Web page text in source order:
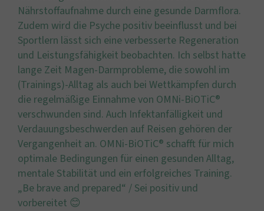
Nährstoffaufnahme durch eine gesunde Darmflora.
Zudem wird die Psyche positiv beeinflusst und bei
Sportlern lässt sich eine verbesserte Regeneration
und Leistungsfähigkeit beobachten. Ich selbst hatte
lange Zeit Magen-Darmprobleme, die sowohl im
(Trainings)-Alltag als auch bei Wettkämpfen durch
die regelmäßige Einnahme von OMNi-BiOTiC®
verschwunden sind. Auch Infektanfälligkeit und
Verdauungsbeschwerden auf Reisen gehören der
Vergangenheit an. OMNi-BiOTiC® schafft für mich
optimale Bedingungen für einen gesunden Alltag,
mentale Stabilität und ein erfolgreiches Training.
„Be brave and prepared“ / Sei positiv und
vorbereitet 😊